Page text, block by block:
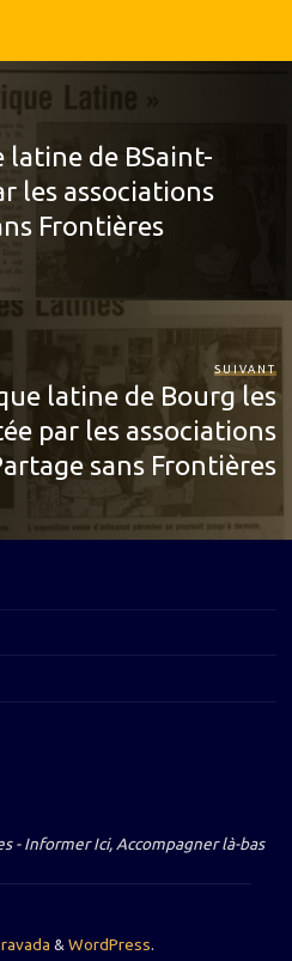
latine de BSaint-
les associations
Frontières
SUIVANT
latine de Bourg les
par les associations
sans Frontières
- Informer Ici, Accompagner là-bas
& WordPress.